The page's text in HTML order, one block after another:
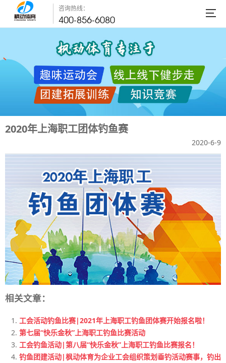
咨询热线：
400-856-6080
2020年上海职工团体钓鱼赛
2020-6-9
相关文章：
工会活动钓鱼比赛|2021年上海职工钓鱼团体赛开始报名啦！
第七届“快乐金秋”上海职工钓鱼比赛活动
工会钓鱼活动|第八届“快乐金秋”上海职工钓鱼比赛报名！
钓鱼团建活动|枫动体育为企业工会组织策划垂钓活动赛事，钓出